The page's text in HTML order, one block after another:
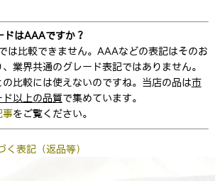
ドはAAAですか？
は比較できません。AAAなどの表記はそのお
業界共通のグレード表記ではありません。
の比較には使えないのですね。当店の品は市
以上の品質で集めています。
事をご覧ください。
表記（返品等）